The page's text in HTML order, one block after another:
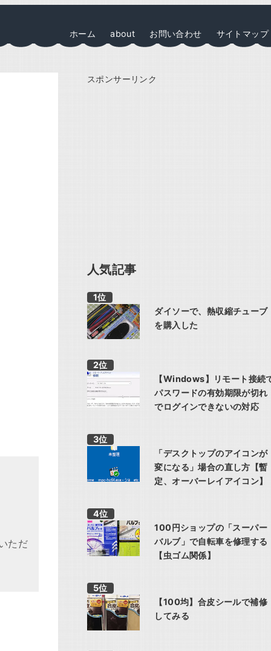
ホーム about お問い合わせ サイトマップ
ただ
スポンサーリンク
人気記事
ダイソーで、熱収縮チューブ
を購入した
【Windows】リモート接続
パスワードの有効期限が切れ
でログインできないの対応
「デスクトップのアイコンが
変になる」場合の直し方【暫
定、オーバーレイアイコン】
100円ショップの「スーパー
バルブ」で自転車を修理する
【虫ゴム関係】
【100均】合皮シールで補修
してみる